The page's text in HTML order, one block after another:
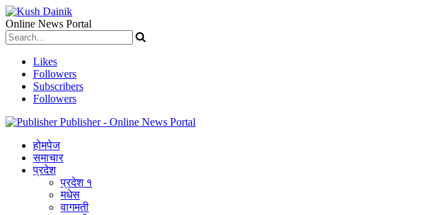
Online News Portal
Likes
Followers
Subscribers
Followers
Publisher - Online News Portal
होमपेज
समाचार
प्रदेश
प्रदेश १
मधेस
वागमती